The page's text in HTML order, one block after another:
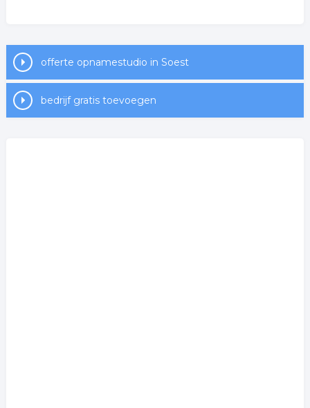
offerte opnamestudio in Soest
bedrijf gratis toevoegen